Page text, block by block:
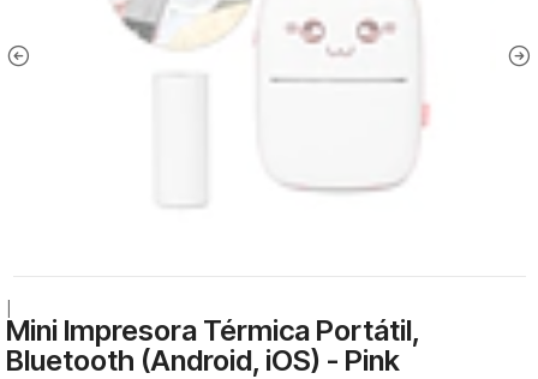
Mini Impresora Térmica Portátil,
Bluetooth (Android, iOS) - Pink